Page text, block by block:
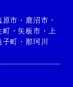
原市 ・ 鹿沼市 ・
町 ・矢板市 ・
上
子町 ・那珂川